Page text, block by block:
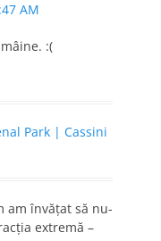
AM
:(
Park | Cassini
am învăţat să nu-
extremă –